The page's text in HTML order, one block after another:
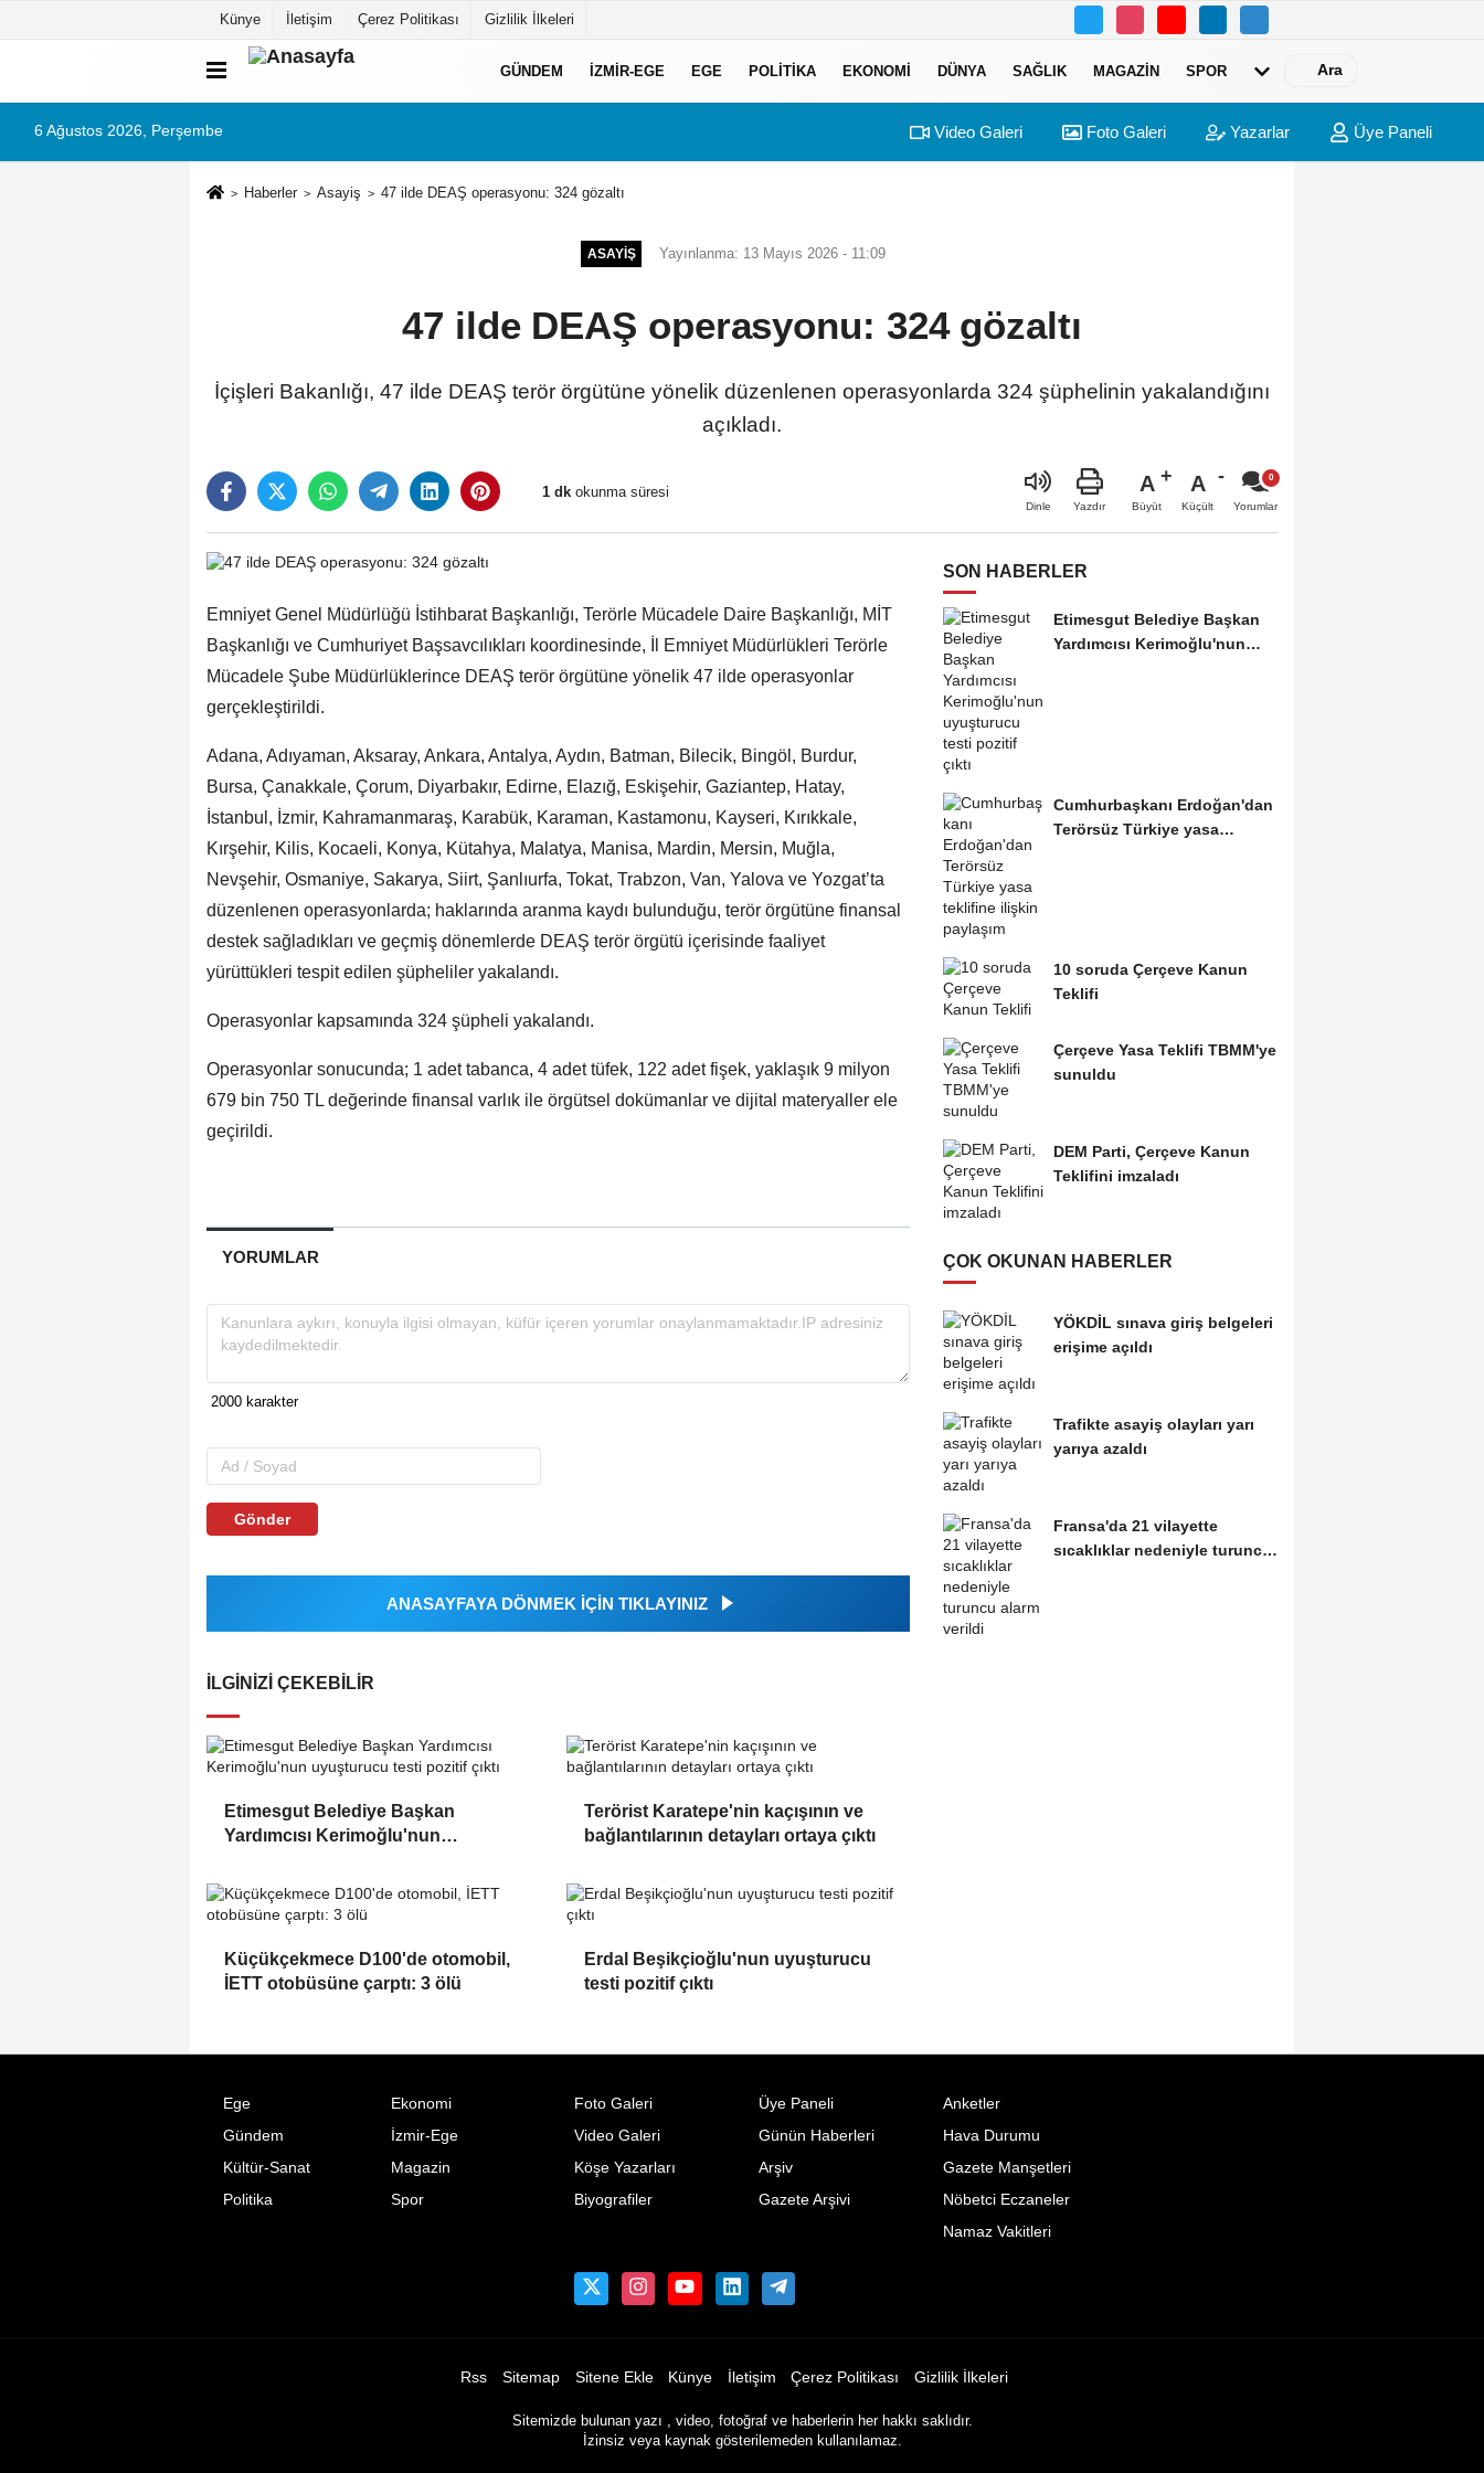
Künye İletişim Çerez Politikası Gizlilik İlkeleri
GÜNDEM İZMIR-EGE EGE POLITIKA EKONOMI DÜNYA SAĞLIK MAGAZIN SPOR Ara
6 Ağustos 2026, Perşembe Video Galeri Foto Galeri Yazarlar Üye Paneli
Haberler Asayiş 47 ilde DEAŞ operasyonu: 324 gözaltı
ASAYIŞ Yayınlanma: 13 Mayıs 2026 - 11:09
47 ilde DEAŞ operasyonu: 324 gözaltı
İçişleri Bakanlığı, 47 ilde DEAŞ terör örgütüne yönelik düzenlenen operasyonlarda 324 şüphelinin yakalandığını
açıkladı.
1 dk okunma süresi
Dinle Yazdır
A
Büyüt
A
Küçült Yorumlar
Emniyet Genel Müdürlüğü İstihbarat Başkanlığı, Terörle Mücadele Daire Başkanlığı, MİT
Başkanlığı ve Cumhuriyet Başsavcılıkları koordinesinde, İl Emniyet Müdürlükleri Terörle
Mücadele Şube Müdürlüklerince DEAŞ terör örgütüne yönelik 47 ilde operasyonlar
gerçekleştirildi.
Adana, Adıyaman, Aksaray, Ankara, Antalya, Aydın, Batman, Bilecik, Bingöl, Burdur,
Bursa, Çanakkale, Çorum, Diyarbakır, Edirne, Elazığ, Eskişehir, Gaziantep, Hatay,
İstanbul, İzmir, Kahramanmaraş, Karabük, Karaman, Kastamonu, Kayseri, Kırıkkale,
Kırşehir, Kilis, Kocaeli, Konya, Kütahya, Malatya, Manisa, Mardin, Mersin, Muğla,
Nevşehir, Osmaniye, Sakarya, Siirt, Şanlıurfa, Tokat, Trabzon, Van, Yalova ve Yozgat’ta
düzenlenen operasyonlarda; haklarında aranma kaydı bulunduğu, terör örgütüne finansal
destek sağladıkları ve geçmiş dönemlerde DEAŞ terör örgütü içerisinde faaliyet
yürüttükleri tespit edilen şüpheliler yakalandı.
Operasyonlar kapsamında 324 şüpheli yakalandı.
Operasyonlar sonucunda; 1 adet tabanca, 4 adet tüfek, 122 adet fişek, yaklaşık 9 milyon
679 bin 750 TL değerinde finansal varlık ile örgütsel dokümanlar ve dijital materyaller ele
geçirildi.
YORUMLAR
Gönder
ANASAYFAYA DÖNMEK İÇİN TIKLAYINIZ
İLGINIZI ÇEKEBILIR
Etimesgut Belediye Başkan
Yardımcısı Kerimoğlu'nun
Terörist Karatepe'nin kaçışının ve
bağlantılarının detayları ortaya çıktı
Küçükçekmece D100'de otomobil,
İETT otobüsüne çarptı: 3 ölü
Erdal Beşikçioğlu'nun uyuşturucu
testi pozitif çıktı
SON HABERLER
Etimesgut Belediye Başkan
Yardımcısı Kerimoğlu'nun
Cumhurbaşkanı Erdoğan'dan
Terörsüz Türkiye yasa
10 soruda Çerçeve Kanun
Teklifi
Çerçeve Yasa Teklifi TBMM'ye
sunuldu
DEM Parti, Çerçeve Kanun
Teklifini imzaladı
ÇOK OKUNAN HABERLER
YÖKDİL sınava giriş belgeleri
erişime açıldı
Trafikte asayiş olayları yarı
yarıya azaldı
Fransa'da 21 vilayette
sıcaklıklar nedeniyle turuncu
Ege
Ekonomi
Gündem
İzmir-Ege
Kültür-Sanat
Magazin
Politika
Spor
Foto Galeri
Video Galeri
Köşe Yazarları
Biyografiler
Üye Paneli
Günün Haberleri
Arşiv
Gazete Arşivi
Anketler
Hava Durumu
Gazete Manşetleri
Nöbetci Eczaneler
Namaz Vakitleri
Rss Sitemap Sitene Ekle Künye İletişim Çerez Politikası Gizlilik İlkeleri
Sitemizde bulunan yazı , video, fotoğraf ve haberlerin her hakkı saklıdır.
İzinsiz veya kaynak gösterilemeden kullanılamaz.